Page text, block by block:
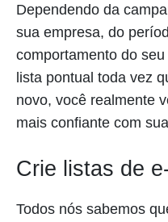
Dependendo da
sua empresa, do
comportamento do
lista pontual toda vez
novo, você realmente
mais confiante com
Crie listas de
Todos nós sabemos